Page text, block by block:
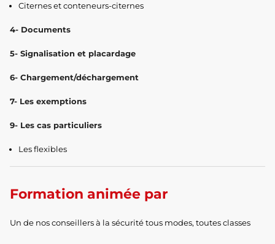
Citernes et conteneurs-citernes
4- Documents
5- Signalisation et placardage
6- Chargement/déchargement
7- Les exemptions
9- Les cas particuliers
Les flexibles
Formation animée par
Un de nos conseillers à la sécurité tous modes, toutes classes